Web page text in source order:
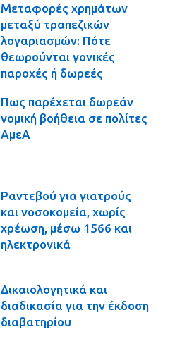
Μεταφορές χρημάτων
μεταξύ τραπεζικών
λογαριασμών: Πότε
θεωρούνται γονικές
παροχές ή δωρεές
Πως παρέχεται δωρεάν
νομική βοήθεια σε πολίτες
ΑμεΑ
Ραντεβού για γιατρούς
και νοσοκομεία, χωρίς
χρέωση, μέσω 1566 και
ηλεκτρονικά
Δικαιολογητικά και
διαδικασία για την έκδοση
διαβατηρίου